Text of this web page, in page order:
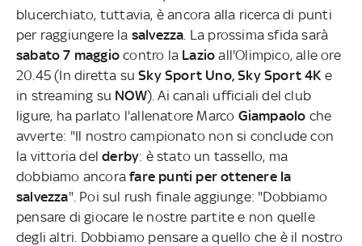
blucerchiato, tuttavia, è ancora alla ricerca di punti
per raggiungere la salvezza . La prossima sfida sarà
sabato 7 maggio contro la Lazio all'Olimpico, alle ore
20.45 (In diretta suSky Sport Uno, Sky Sport 4K e
in streaming su NOW). Ai canali ufficiali del club
ligure, ha parlato l'allenatore Marco Giampaolo che
avverte: "Il nostro campionato non si conclude con
la vittoria delderby: è stato un tassello, ma
dobbiamo ancorafare punti per ottenere la
salvezza". Poi sul rush finale aggiunge: "Dobbiamo
pensare di giocare le nostre partite e non quelle
degli altri. Dobbiamo pensare a quello che è il nostro